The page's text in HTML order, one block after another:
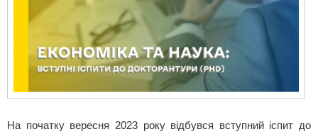
На початку вересня 2023 року відбувся вступний іспит до